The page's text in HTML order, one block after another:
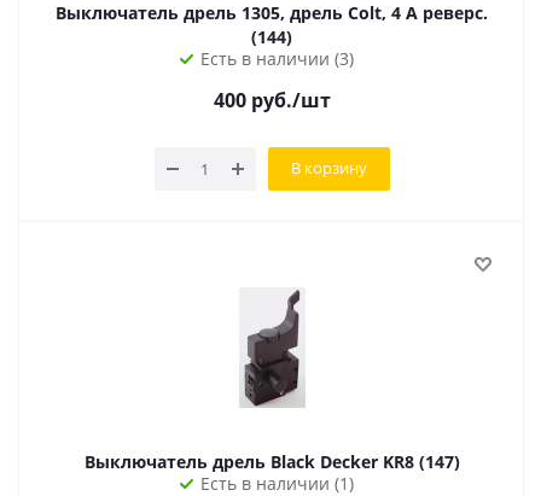
Выключатель дрель 1305, дрель Colt, 4 А реверс.
(144)
Есть в наличии (3)
400руб./шт
В корзину
Выключатель дрель Black Decker KR8 (147)
Есть в наличии (1)